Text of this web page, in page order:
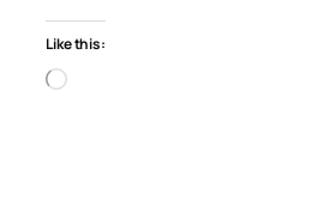
Like this:
Loading…